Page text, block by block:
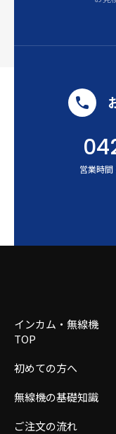
営業時間
インカム・無線機
TOP
初めての方へ
無線機の基礎知識
ご注文の流れ